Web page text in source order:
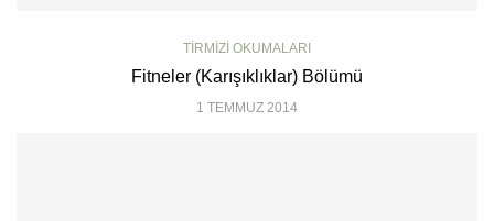
TIRMIZI OKUMALARI
Fitneler (Karışıklıklar) Bölümü
1 TEMMUZ 2014